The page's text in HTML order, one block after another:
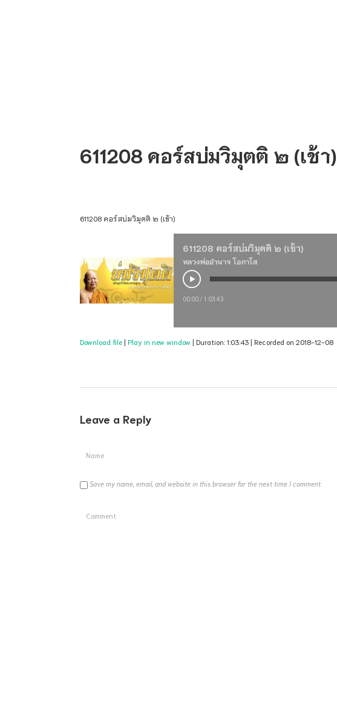
611208 คอร์สบ่มวิมุตติ ๒ (เช้า)
611208 คอร์สบ่มวิมุตติ ๒ (เช้า)
611208 คอร์สบ่มวิมุตติ ๒ (เช้า)
หลวงพ่ออำนาจ โอภาโส
00:00 / 1:03:43
Download file | Play in new window | Duration: 1:03:43 | Recorded on 2018-12-08
Leave a Reply
Save my name, email, and website in this browser for the next time I comment.